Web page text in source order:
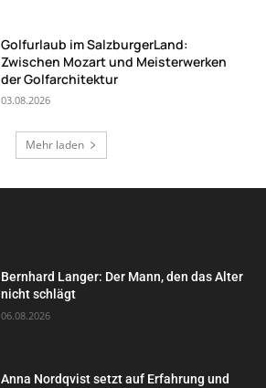
Golfurlaub im SalzburgerLand:
Zwischen Mozart und Meisterwerken
der Golfarchitektur
03.08.2026
Mehr laden
Bernhard Langer: Der Mann, den das Alter
nicht schlägt
06.08.2026
Anna Nordqvist setzt auf Erfahrung und